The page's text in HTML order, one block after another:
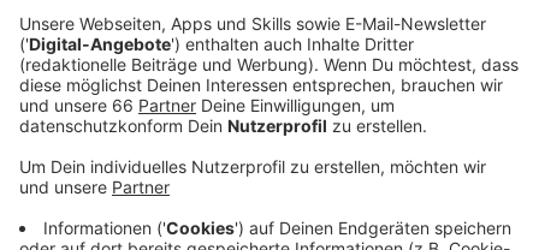
Spritze zu raten. Gesunde Menschen unter 60
bräuchten die Viertimpfung in der Regel nicht.
Veröffentlicht:Mittwoch, 21.09.2022 06:50
Anzeige